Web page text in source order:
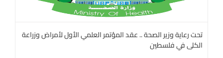
تحت رعاية وزير الصحة .. عقد المؤتمر العلمي الأول لأمراض وزراعة
الكلى في فلسطين